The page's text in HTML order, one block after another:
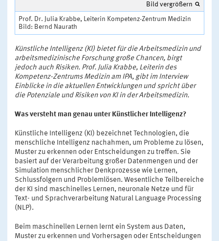
Bild vergrößern
Prof. Dr. Julia Krabbe, Leiterin Kompetenz-Zentrum Medizin
Bild: Bernd Naurath
Künstliche Intelligenz (KI) bietet für die Arbeitsmedizin und
arbeitsmedizinische Forschung große Chancen, birgt
jedoch auch Risiken. Prof. Julia Krabbe, Leiterin des
Kompetenz-Zentrums Medizin am IPA, gibt im Interview
Einblicke in die aktuellen Entwicklungen und spricht über
die Potenziale und Risiken von KI in der Arbeitsmedizin.
Was versteht man genau unter Künstlicher Intelligenz?
Künstliche Intelligenz (KI) bezeichnet Technologien, die
menschliche Intelligenz nachahmen, um Probleme zu lösen,
Muster zu erkennen oder Entscheidungen zu treffen. Sie
basiert auf der Verarbeitung großer Datenmengen und der
Simulation menschlicher Denkprozesse wie Lernen,
Schlussfolgern und Problemlösen. Wesentliche Teilbereiche
der KI sind maschinelles Lernen, neuronale Netze und für
Text- und Sprachverarbeitung Natural Language Processing
(NLP).
Beim maschinellen Lernen lernt ein System aus Daten,
Muster zu erkennen und Vorhersagen oder Entscheidungen